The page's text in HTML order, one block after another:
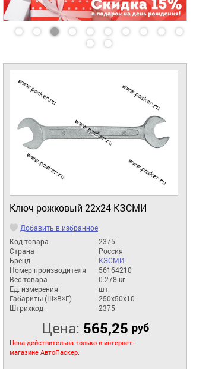
Ключ рожковый 22х24 КЗСМИ
Добавить в избранное
Код товара
2375
Страна
Россия
Бренд
КЗСМИ
Номер производителя
56164210
Вес товара
0.278 кг
Ед. измерения
шт.
Габариты (Ш×В×Г)
250x50x10
Штрихкод
2375
Цена: 565,25 руб
Цена действительна только в интернет-
магазине АвтоПаскер.